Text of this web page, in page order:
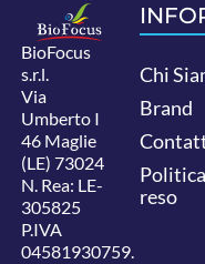
BioFocus
s.r.l.
Via
Umberto I
46 Maglie
(LE) 73024
N. Rea: LE-
305825
P.IVA
04581930759.
Chi
Brand
reso